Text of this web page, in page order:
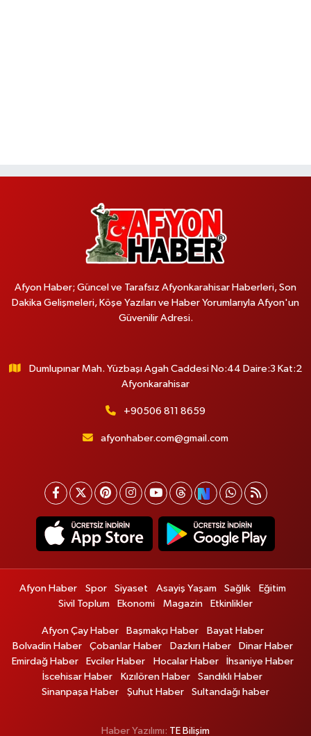
Afyon Haber; Güncel ve Tarafsız Afyonkarahisar Haberleri, Son
Dakika Gelişmeleri, Köşe Yazıları ve Haber Yorumlarıyla Afyon'un
Güvenilir Adresi.
Dumlupınar Mah. Yüzbaşı Agah Caddesi No:44 Daire:3 Kat:2
Afyonkarahisar
+90506 811 8659
afyonhaber.com@gmail.com
Afyon Haber Spor Siyaset Asayiş Yaşam Sağlık
Eğitim
Sivil Toplum
Ekonomi Magazin Etkinlikler
Afyon Çay Haber Başmakçı Haber
Bayat Haber
Bolvadin Haber
Çobanlar Haber Dazkırı Haber
Dinar Haber
Emirdağ Haber
Evciler Haber Hocalar Haber
İhsaniye Haber
İscehisar Haber
Kızılören Haber
Sandıklı Haber
Sinanpaşa Haber
Şuhut Haber Sultandağı haber
Haber Yazılımı: TE Bilişim